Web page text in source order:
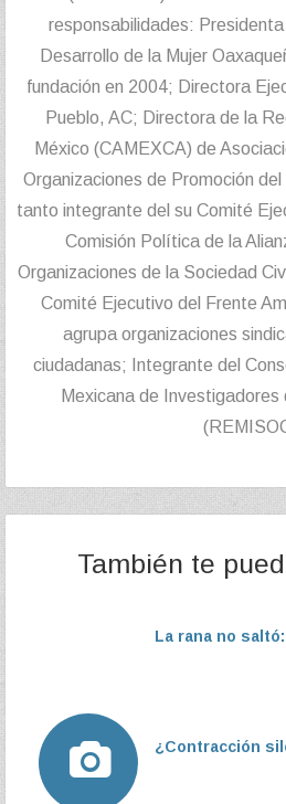
responsabilidades:
Desarrollo de la Mujer
fundación en 2004; Directora
Pueblo, AC; Directora de la
México (CAMEXCA) de
Organizaciones de Promoción
tanto integrante del su Comité
Comisión Política de la
Organizaciones de la Sociedad
Comité Ejecutivo del Frente
agrupa organizaciones
ciudadanas; Integrante del
Mexicana de Investigadores
También te
La rana no
¿Contracción